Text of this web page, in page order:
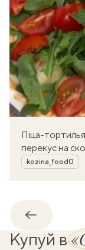
Піца-
перекус на
Автор
kozina_food0
Назад
Купуй в